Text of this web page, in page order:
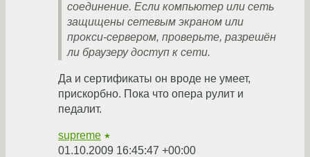
соединение. Если компьютер или сеть
защищены сетевым экраном или
прокси-сервером, проверьте, разрешён
ли браузеру доступ к сети.
Да и сертификаты он вроде не умеет,
прискорбно. Пока что опера рулит и
педалит.
supreme ★
01.10.2009 16:45:47 +00:00